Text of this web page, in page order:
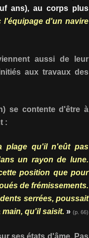
ans), au corps plus
l'équipage d'un navire
aussi de leur
aux travaux des
se contente d'être à
:
plage qu'il n'eût pas
un rayon de lune.
position que pour
de frémissements.
serrées, poussait
qu'il saisit. » (p. 66)
ses états d'âme. Pas